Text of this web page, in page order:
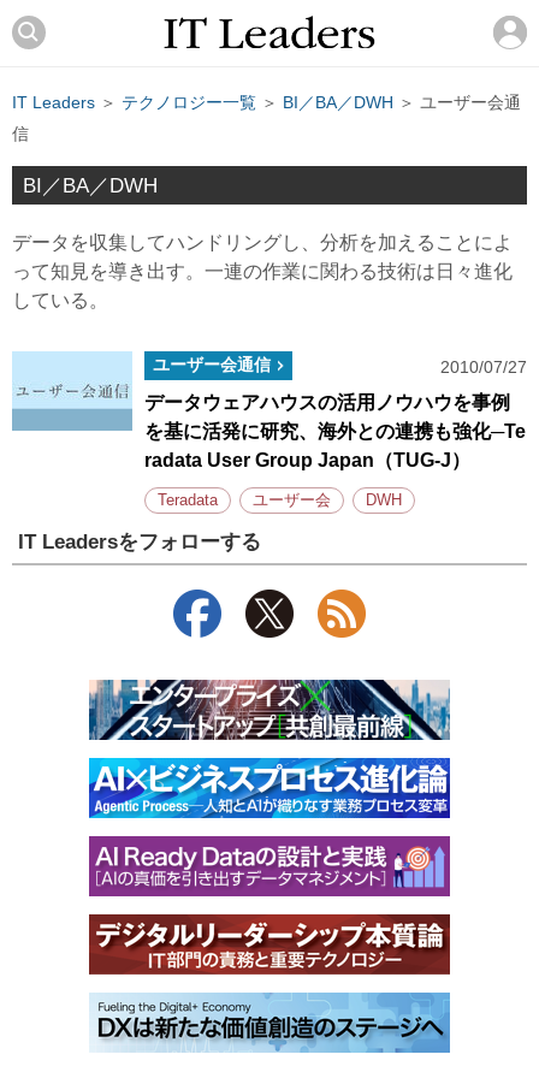
IT Leaders ＞ テクノロジー一覧 ＞ BI／BA／DWH ＞ ユーザー会通
信
BI／BA／DWH
データを収集してハンドリングし、分析を加えることによ
って知見を導き出す。一連の作業に関わる技術は日々進化
している。
ユーザー会通信 2010/07/27
データウェアハウスの活用ノウハウを事例
を基に活発に研究、海外との連携も強化─Te
radata User Group Japan（TUG-J）
Teradata ユーザー会 DWH
IT Leadersをフォローする